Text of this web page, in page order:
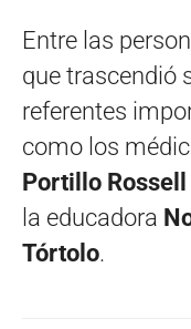
Entre las
que trascendió
referentes
como los
Portillo
la educadora
Tórtolo.